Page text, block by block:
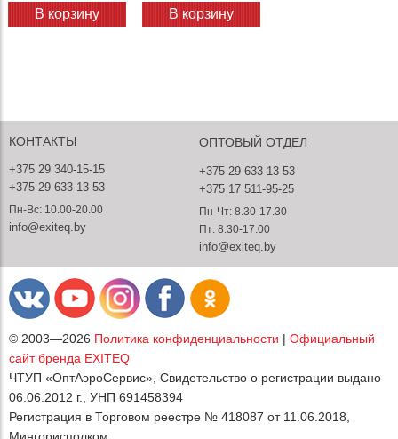
В корзину В корзину
КОНТАКТЫ
+375 29 340-15-15
+375 29 633-13-53
Пн-Вс: 10.00-20.00
info@exiteq.by
ОПТОВЫЙ ОТДЕЛ
+375 29 633-13-53
+375 17 511-95-25
Пн-Чт: 8.30-17.30
Пт: 8.30-17.00
info@exiteq.by
© 2003—2026 Политика конфиденциальности | Официальный
сайт бренда EXITEQ
ЧТУП «ОптАэроСервис», Свидетельство о регистрации выдано
06.06.2012 г., УНП 691458394
Регистрация в Торговом реестре № 418087 от 11.06.2018,